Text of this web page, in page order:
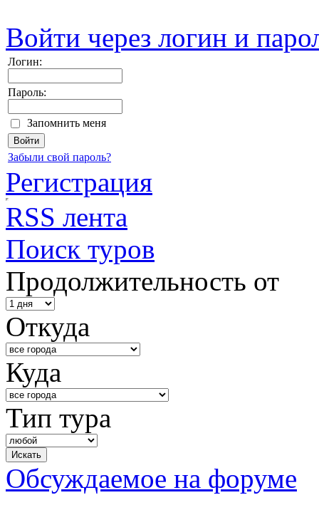
Войти через логин и
Логин:
Пароль:
Запомнить меня
Забыли свой пароль?
Регистрация
RSS лента
Поиск туров
Продолжительность от
Откуда
Куда
Тип тура
Обсуждаемое на форуме